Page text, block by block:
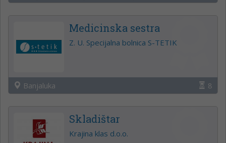
Medicinska sestra
Z. U. Specijalna bolnica S-TETIK
Banjaluka 8
Skladištar
Krajina klas d.o.o.